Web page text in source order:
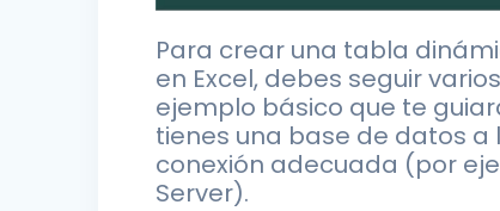
Para crear una tabla
en Excel, debes seguir
ejemplo básico que te
tienes una base de datos
conexión adecuada (por
Server).